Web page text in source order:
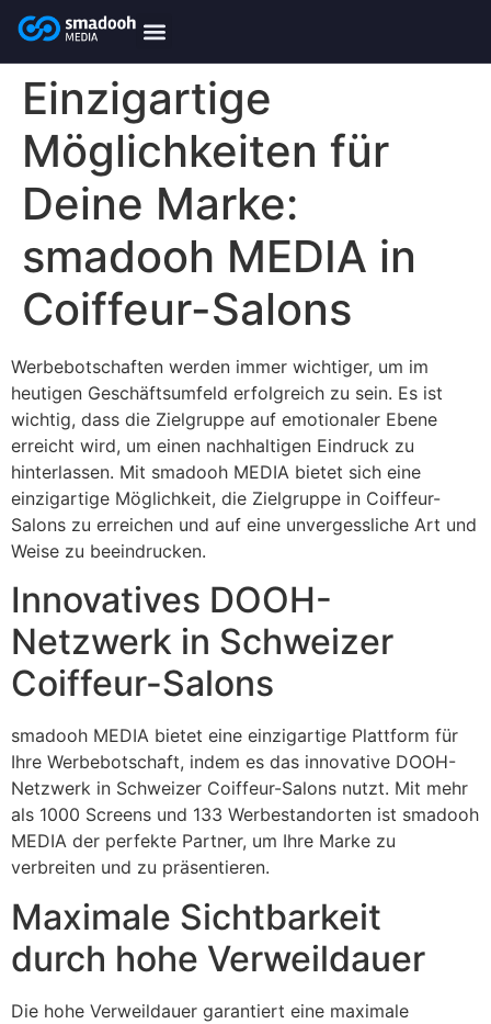
content
Einzigartige
Möglichkeiten für
Deine Marke:
smadooh MEDIA in
Coiffeur-Salons
Werbebotschaften werden immer wichtiger, um im
heutigen Geschäftsumfeld erfolgreich zu sein. Es ist
wichtig, dass die Zielgruppe auf emotionaler Ebene
erreicht wird, um einen nachhaltigen Eindruck zu
hinterlassen. Mit smadooh MEDIA bietet sich eine
einzigartige Möglichkeit, die Zielgruppe in Coiffeur-
Salons zu erreichen und auf eine unvergessliche Art und
Weise zu beeindrucken.
Innovatives DOOH-
Netzwerk in Schweizer
Coiffeur-Salons
smadooh MEDIA bietet eine einzigartige Plattform für
Ihre Werbebotschaft, indem es das innovative DOOH-
Netzwerk in Schweizer Coiffeur-Salons nutzt. Mit mehr
als 1000 Screens und 133 Werbestandorten ist smadooh
MEDIA der perfekte Partner, um Ihre Marke zu
verbreiten und zu präsentieren.
Maximale Sichtbarkeit
durch hohe Verweildauer
Die hohe Verweildauer garantiert eine maximale